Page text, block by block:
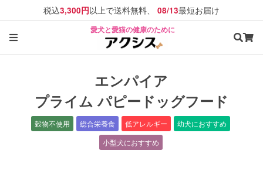
税込3,300円以上で送料無料、 08/13最短お届け
愛犬と愛猫の健康のために
エンパイア
プライム パピードッグフード
穀物不使用 総合栄養食 低アレルギー
幼犬におすすめ
小型犬におすすめ